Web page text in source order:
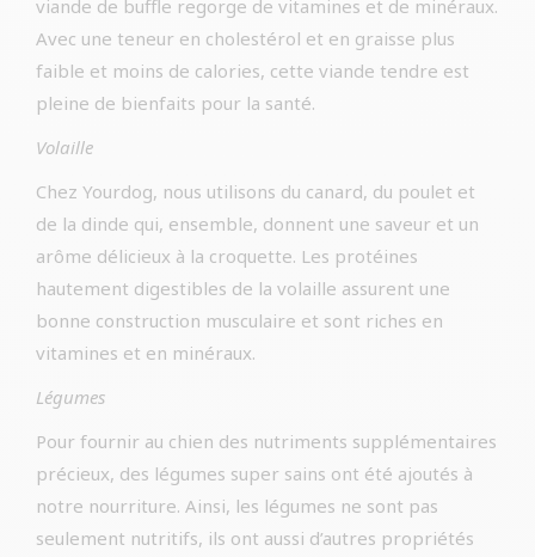
viande de buffle regorge de vitamines et de minéraux.
Avec une teneur en cholestérol et en graisse plus
faible et moins de calories, cette viande tendre est
pleine de bienfaits pour la santé.
Volaille
Chez Yourdog, nous utilisons du canard, du poulet et
de la dinde qui, ensemble, donnent une saveur et un
arôme délicieux à la croquette. Les protéines
hautement digestibles de la volaille assurent une
bonne construction musculaire et sont riches en
vitamines et en minéraux.
Légumes
Pour fournir au chien des nutriments supplémentaires
précieux, des légumes super sains ont été ajoutés à
notre nourriture. Ainsi, les légumes ne sont pas
seulement nutritifs, ils ont aussi d’autres propriétés